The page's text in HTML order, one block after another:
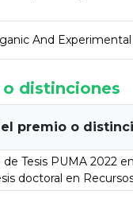
And
o distinciones
premio o
de Tesis PUMA 2022
doctoral en